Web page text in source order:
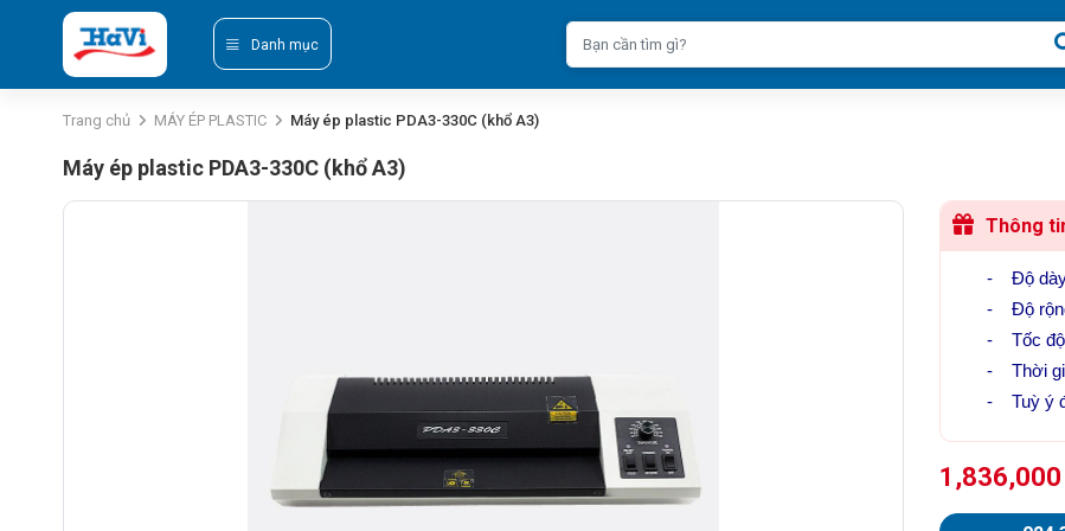
Danh mục
Trang chủ MÁY ÉP PLASTIC Máy ép plastic PDA3-330C (khổ A3)
Máy ép plastic PDA3-330C (khổ A3)
Thông
-
Độ
-
Độ
-
Tốc
-
Thời
-
Tuỳ ý
1,836,000